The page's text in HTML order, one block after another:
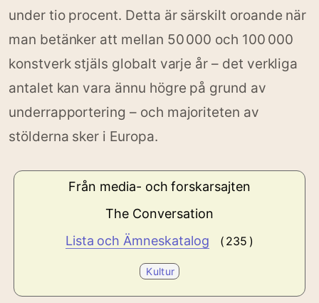
under tio procent. Detta är särskilt oroande när
man betänker att mellan 50 000 och 100 000
konstverk stjäls globalt varje år – det verkliga
antalet kan vara ännu högre på grund av
underrapportering – och majoriteten av
stölderna sker i Europa.
Från media- och forskarsajten
The Conversation
Lista och Ämneskatalog
( 235 )
Kultur